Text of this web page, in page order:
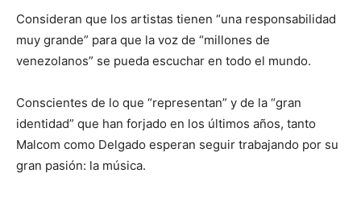
Consideran que los artistas tienen “una responsabilidad
muy grande” para que la voz de “millones de
venezolanos” se pueda escuchar en todo el mundo.
Conscientes de lo que “representan” y de la “gran
identidad” que han forjado en los últimos años, tanto
Malcom como Delgado esperan seguir trabajando por su
gran pasión: la música.